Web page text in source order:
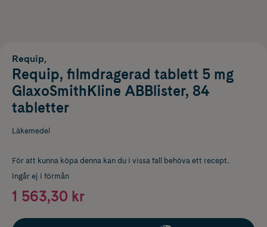
Requip,
Requip, filmdragerad tablett 5 mg
GlaxoSmithKline ABBlister, 84
tabletter
Läkemedel
För att kunna köpa denna kan du i vissa fall behöva ett recept.
Ingår ej i förmån
1 563,30 kr